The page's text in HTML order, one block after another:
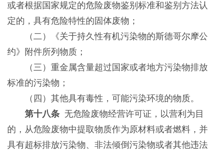
或者根据国家规定的危险废物鉴别标准和鉴别方法认
定的，具有危险特性的固体废物；
（二）《关于持久性有机污染物的斯德哥尔摩公
约》附件所列物质；
（三）重金属含量超过国家或者地方污染物排放
标准的污染物；
（四）其他具有毒性，可能污染环境的物质。
第十八条无危险废物经营许可证，以营利为目
的，从危险废物中提取物质作为原材料或者燃料，并
具有超标排放污染物、非法倾倒污染物或者其他违法